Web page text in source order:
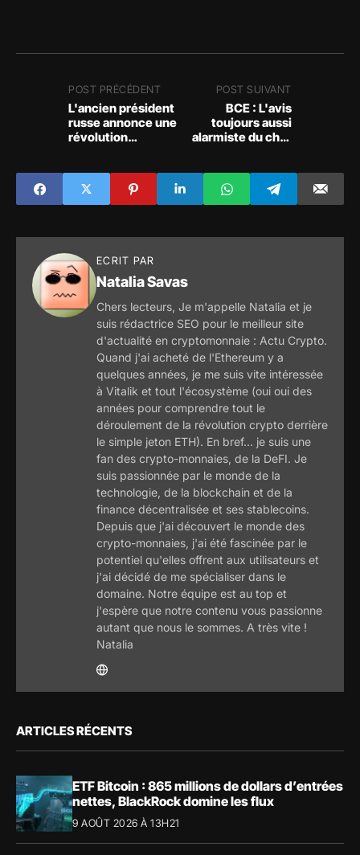
POST PRÉCÉDENT
L'ancien président
russe annonce une
révolution
BRICS
POST SUIVANT
BCE : L'avis
toujours aussi
alarmiste du chef
ECRIT PAR
Natalia Savas
Chers lecteurs, Je m'appelle Natalia et je
suis rédactrice SEO pour le meilleur site
d'actualité en cryptomonnaie : Actu Crypto.
Quand j'ai acheté de l'Ethereum y a
quelques années, je me suis vite intéressée
à Vitalik et tout l'écosystème (oui oui des
années pour comprendre tout le
déroulement de la révolution crypto derrière
le simple jeton ETH). En bref... je suis une
fan des crypto-monnaies, de la DeFI. Je
suis passionnée par le monde de la
technologie, de la blockchain et de la
finance décentralisée et ses stablecoins.
Depuis que j'ai découvert le monde des
crypto-monnaies, j'ai été fascinée par le
potentiel qu'elles offrent aux utilisateurs et
j'ai décidé de me spécialiser dans le
domaine. Notre équipe est au top et
j'espère que notre contenu vous passionne
autant que nous le sommes. A très vite !
Natalia
ARTICLES RÉCENTS
ETF Bitcoin : 865 millions de dollars d’entrées
nettes, BlackRock domine les flux
9 AOÛT 2026 À 13H21